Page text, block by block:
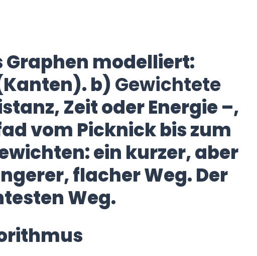
Graphen modelliert:
b)Gewichtete
Zeit oder Energie –,
vom Picknick bis zum
ein kurzer, aber
flacher Weg. Der
Weg.